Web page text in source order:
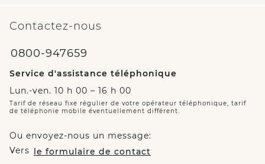
Contactez-nous
0800-947659
Service d'assistance téléphonique
Lun.-ven. 10 h 00 – 16 h 00
Tarif de réseau fixe régulier de votre opérateur téléphonique, tarif
de téléphonie mobile éventuellement différent.
Ou envoyez-nous un message:
Vers le formulaire de contact